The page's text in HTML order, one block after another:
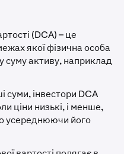
(DCA) – це
якої фізична особа
суму активу, наприклад
суми, інвестори DCA
ціни низькі, і менше,
усереднюючи його